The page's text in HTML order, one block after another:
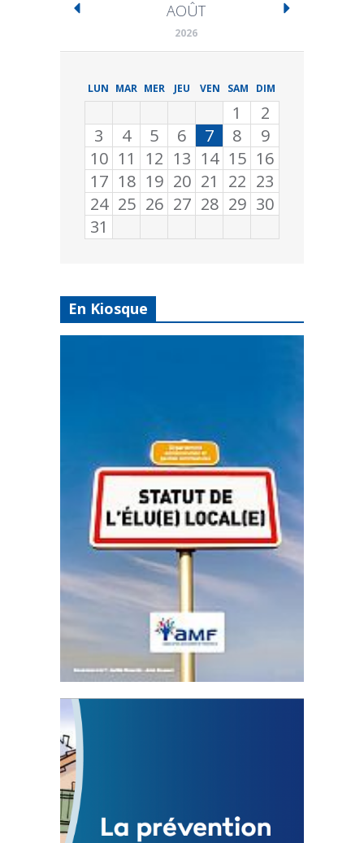
AOÛT
2026
LUN MAR MER JEU VEN SAM DIM
1
2
3
4 5 6 7 8
9
10 11 12 13 14 15 16
17 18 19 20 21 22 23
24 25 26 27 28 29 30
31
En Kiosque
Statut de l’élu local
3 avril 2024
Mise à jour avril 2024
FEUILLETER